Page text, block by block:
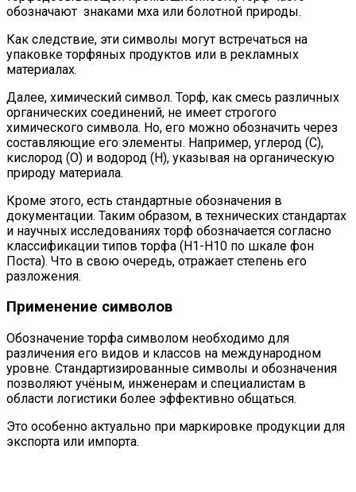
обозначают знаками мха или болотной природы.
Как следствие, эти символы могут встречаться на
упаковке торфяных продуктов или в рекламных
материалах.
Далее, химический символ. Торф, как смесь различных
органических соединений, не имеет строгого
химического символа. Но, его можно обозначить через
составляющие его элементы. Например, углерод (C),
кислород (O) и водород (H), указывая на органическую
природу материала.
Кроме этого, есть стандартные обозначения в
документации. Таким образом, в технических стандартах
и научных исследованиях торф обозначается согласно
классификации типов торфа (H1-H10 по шкале фон
Поста). Что в свою очередь, отражает степень его
разложения.
Применение символов
Обозначение торфа символом необходимо для
различения его видов и классов на международном
уровне. Стандартизированные символы и обозначения
позволяют учёным, инженерам и специалистам в
области логистики более эффективно общаться.
Это особенно актуально при маркировке продукции для
экспорта или импорта.